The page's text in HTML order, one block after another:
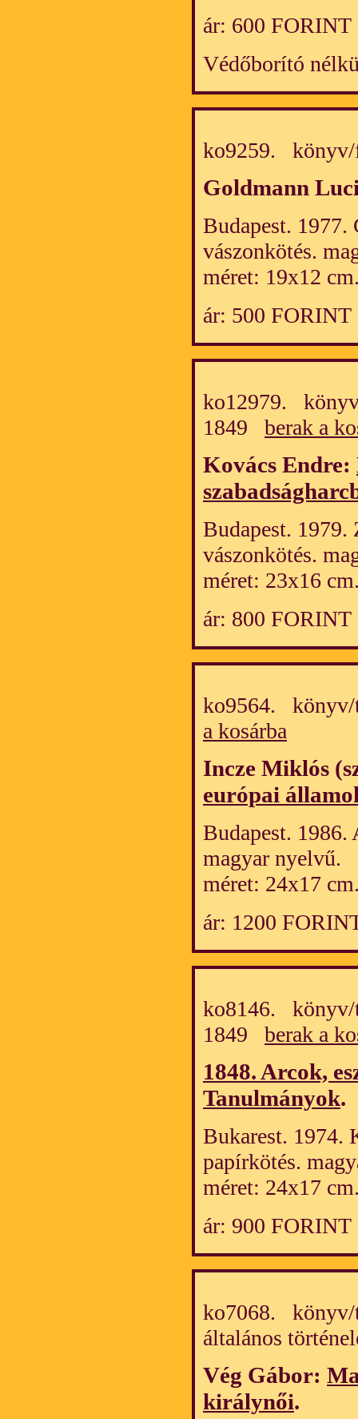
ár: 600 FORINT
Védőborító
ko9259.
Goldmann
Budapest. 1977.
vászonkötés.
méret: 19x12
ár: 500 FORINT
ko12979.
1849 berak a
Kovács Endre:
Budapest.
vászonkötés.
méret: 23x16
ár: 800 FORINT
ko9564. könyv/
a kosárba
Incze Miklós
európai
Budapest. 1986.
magyar nyelvű.
méret: 24x17
ár: 1200
ko8146. könyv/
1849 berak a
1848. Arcok,
Tanulmányok.
Bukarest. 1974.
papírkötés.
méret: 24x17
ár: 900 FORINT
ko7068. könyv/
általános
Vég Gábor:
királynői.